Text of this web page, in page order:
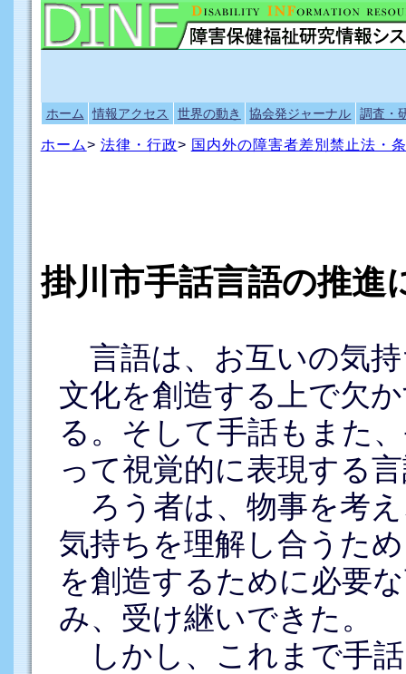
ホーム 情報アクセス 世界の動き 協会発ジャーナル 調査・
ホーム> 法律・行政> 国内外の障害者差別禁止法・
掛川市手話言語の推進
言語は、お互いの気
文化を創造する上で欠
る。そして手話もまた
って視覚的に表現する
ろう者は、物事を考
気持ちを理解し合うた
を創造するために必要
み、受け継いできた。
しかし、これまで手